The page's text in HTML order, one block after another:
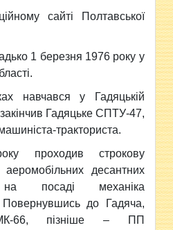
сайті Полтавської
1 березня 1976 року у
навчався у Гадяцькій
закінчив Гадяцьке СПТУ-47,
тракториста.
проходив строкову
десантних
посаді механіка
Повернувшись до Гадяча,
66, пізніше – ПП